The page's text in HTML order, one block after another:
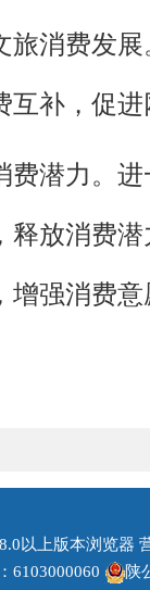
消费发
补，促进
费潜力。
释放消费
强消费意
以上版本浏览器
6103000060
陕